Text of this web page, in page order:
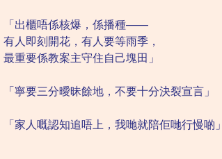
「出櫃唔係核爆，係播種——
有人即刻開花，有人要等雨季，
最重要係教案主守住自己塊田」
「寧要三分曖昧餘地，不要十分決裂宣言」
「家人嘅認知追唔上，我哋就陪佢哋行慢啲」